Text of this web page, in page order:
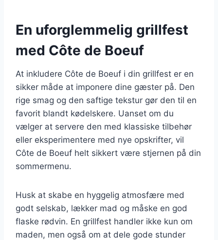
En uforglemmelig grillfest
med Côte de Boeuf
At inkludere Côte de Boeuf i din grillfest er en
sikker måde at imponere dine gæster på. Den
rige smag og den saftige tekstur gør den til en
favorit blandt kødelskere. Uanset om du
vælger at servere den med klassiske tilbehør
eller eksperimentere med nye opskrifter, vil
Côte de Boeuf helt sikkert være stjernen på din
sommermenu.
Husk at skabe en hyggelig atmosfære med
godt selskab, lækker mad og måske en god
flaske rødvin. En grillfest handler ikke kun om
maden, men også om at dele gode stunder